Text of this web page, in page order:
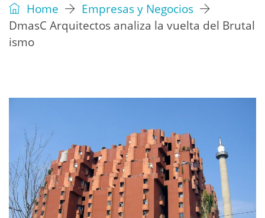
Home
Empresas y Negocios
DmasC Arquitectos analiza la vuelta del Brutal
ismo